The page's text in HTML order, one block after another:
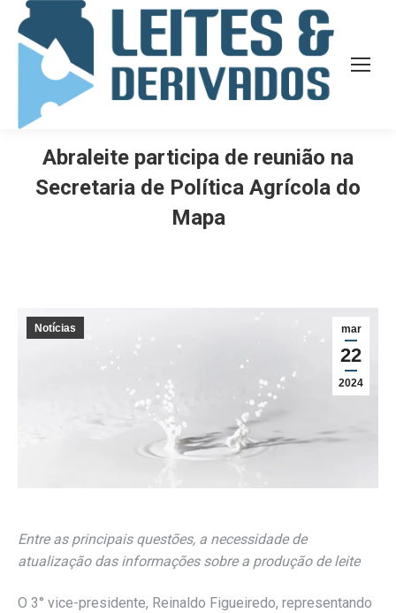
Abraleite participa de reunião na
Secretaria de Política Agrícola do
Mapa
mar
22
2024
Notícias
Entre as principais questões, a necessidade de
atualização das informações sobre a produção de leite
O 3° vice-presidente, Reinaldo Figueiredo, representando